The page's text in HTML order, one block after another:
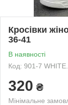
Кросівки
36-41
В наявності
Код: 901-7 WHITE.
320 ₴
Мінімальне